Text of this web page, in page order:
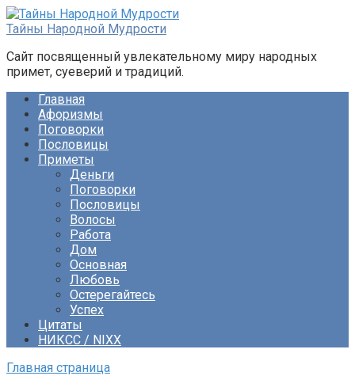
Перейти
к
Тайны Народной Мудрости
Сайт посвященный увлекательному миру народных
примет, суеверий и традиций.
Главная
Афоризмы
Поговорки
Пословицы
Приметы
Деньги
Поговорки
Пословицы
Волосы
Работа
Дом
Основная
Любовь
Остерегайтесь
Успех
Цитаты
НИКСС / NIXX
Главная страница